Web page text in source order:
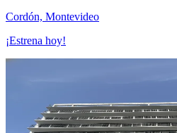
Cordón, Montevideo
¡Estrena hoy!